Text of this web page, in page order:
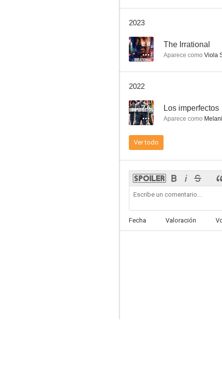
6.7
4.8
2023
8.8 The Irrational
Aparece como Viola
2022
7.6 Los imperfectos
Aparece como
Ver todo
Fecha Valoración